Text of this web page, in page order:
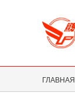
ГЛАВНАЯ